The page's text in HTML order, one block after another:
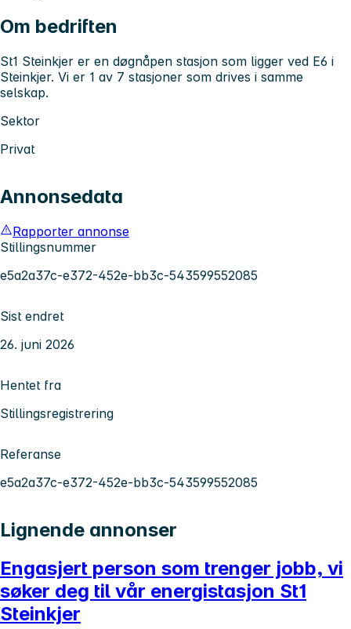
Om bedriften
St1 Steinkjer er en døgnåpen stasjon som ligger ved E6 i
Steinkjer. Vi er 1 av 7 stasjoner som drives i samme
selskap.
Sektor
Privat
Annonsedata
Rapporter annonse
Stillingsnummer
e5a2a37c-e372-452e-bb3c-543599552085
Sist endret
26. juni 2026
Hentet fra
Stillingsregistrering
Referanse
e5a2a37c-e372-452e-bb3c-543599552085
Lignende annonser
Engasjert person som trenger jobb, vi
søker deg til vår energistasjon St1
Steinkjer